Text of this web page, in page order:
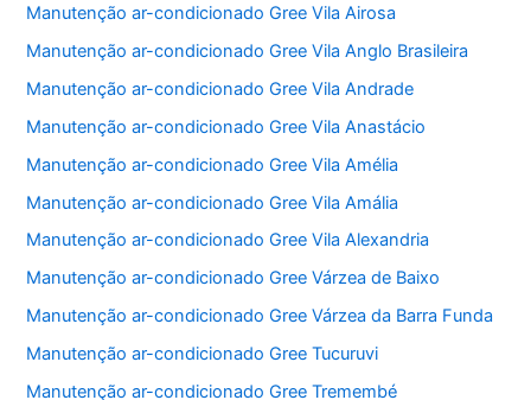
Manutenção ar-condicionado Gree Vila Airosa
Manutenção ar-condicionado Gree Vila Anglo Brasileira
Manutenção ar-condicionado Gree Vila Andrade
Manutenção ar-condicionado Gree Vila Anastácio
Manutenção ar-condicionado Gree Vila Amélia
Manutenção ar-condicionado Gree Vila Amália
Manutenção ar-condicionado Gree Vila Alexandria
Manutenção ar-condicionado Gree Várzea de Baixo
Manutenção ar-condicionado Gree Várzea da Barra Funda
Manutenção ar-condicionado Gree Tucuruvi
Manutenção ar-condicionado Gree Tremembé